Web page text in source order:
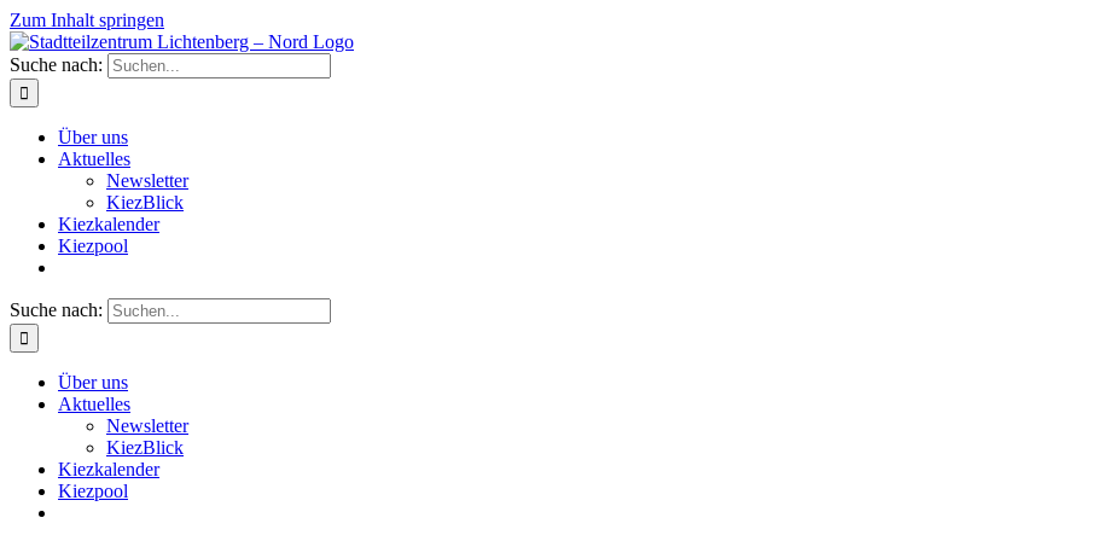
Zum Inhalt springen
Suche nach:
Über uns
Aktuelles
Newsletter
KiezBlick
Kiezkalender
Kiezpool
Suche nach:
Über uns
Aktuelles
Newsletter
KiezBlick
Kiezkalender
Kiezpool